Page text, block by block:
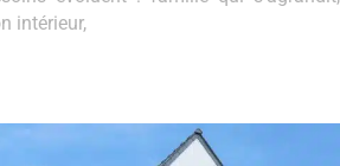
intérieur,